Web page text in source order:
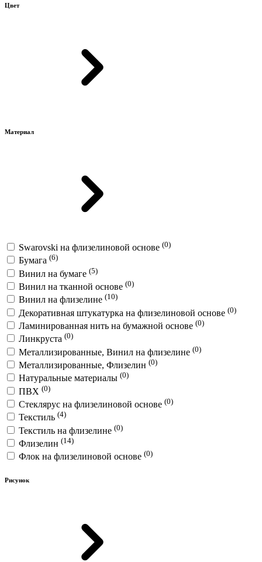
Цвет
Материал
Swarovski на флизелиновой основе (0)
Бумага (6)
Винил на бумаге (5)
Винил на тканной основе (0)
Винил на флизелине (10)
Декоративная штукатурка на флизелиновой основе (0)
Ламинированная нить на бумажной основе (0)
Линкруста (0)
Металлизированные, Винил на флизелине (0)
Металлизированные, Флизелин (0)
Натуральные материалы (0)
ПВХ (0)
Стеклярус на флизелиновой основе (0)
Текстиль (4)
Текстиль на флизелине (0)
Флизелин (14)
Флок на флизелиновой основе (0)
Рисунок